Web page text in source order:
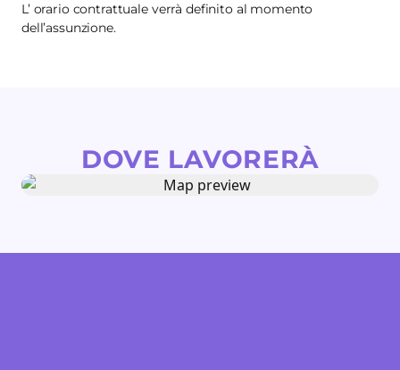
L’ orario contrattuale verrà definito al momento
dell’assunzione.
DOVE LAVORERÀ